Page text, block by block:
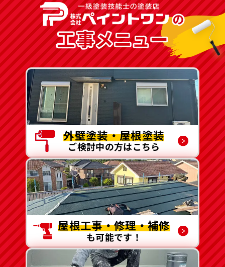
外壁塗装・屋根塗装
ご検討中の方はこちら
屋根工事・修理・補修
も可能です！